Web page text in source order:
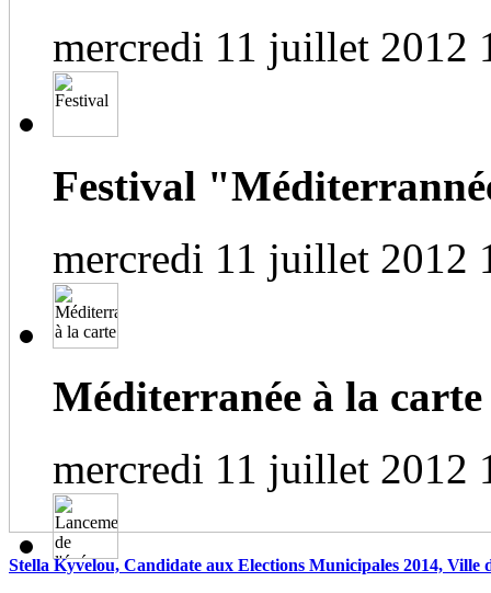
Stella Kyvelou, Candidate aux Elections Municipales 2014, Ville
mercredi 11 juillet 2012
Festival
mercredi 11 juillet 2012
Méditerranée à la carte
mercredi 11 juillet 2012